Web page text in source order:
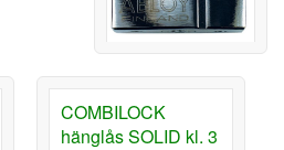
COMBILOCK
hänglås SOLID kl. 3